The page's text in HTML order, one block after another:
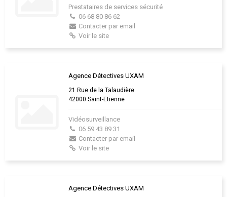
Prestataires de services sécurité
06 68 80 86 62
Contacter par email
Voir le site
Agence Détectives UXAM
21 Rue de la Talaudière
42000 Saint-Etienne
Vidéosurveillance
06 59 43 89 31
Contacter par email
Voir le site
Agence Détectives UXAM